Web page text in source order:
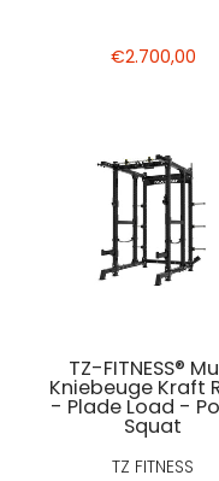
€2.700,00
TZ-FITNESS®
Kniebeuge Kraft
- Plade Load -
Squat
TZ FITNESS